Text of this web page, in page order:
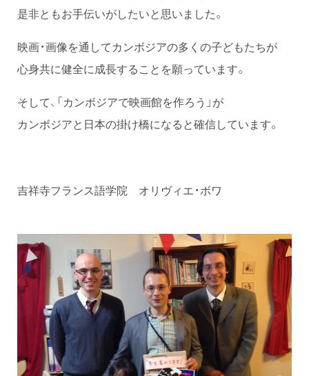
是非ともお手伝いがしたいと思いました。
映画・画像を通してカンボジアの多くの子どもたちが
心身共に健全に成長することを願っています。
そして、「カンボジアで映画館を作ろう」が
カンボジアと日本の掛け橋になると確信しています。
吉祥寺フランス語学院 オリヴィエ・ボワ